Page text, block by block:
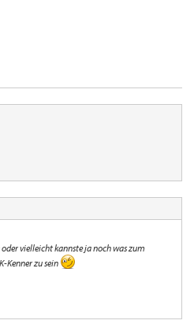
vielleicht kannste ja noch was zum
Kenner zu sein